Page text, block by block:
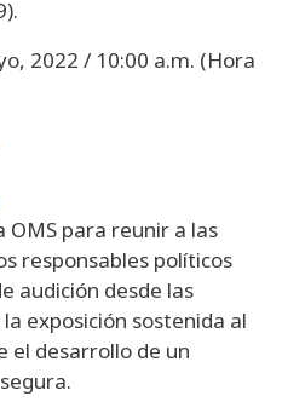
2022 / 10:00 a.m. (Hora
para reunir a las
responsables políticos
audición desde las
exposición sostenida al
el desarrollo de un